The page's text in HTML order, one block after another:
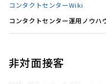
コンタクトセンターWiki
コンタクトセンター運用ノウハ
非対面接客